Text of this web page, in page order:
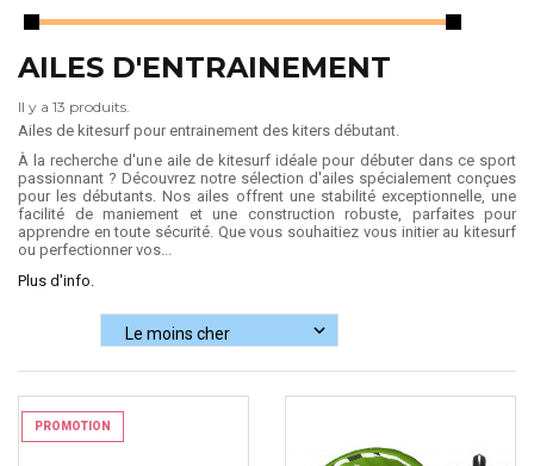
AILES D'ENTRAINEMENT
Il y a 13 produits.
Ailes de kitesurf pour entrainement des kiters débutant.
À la recherche d'une aile de kitesurf idéale pour débuter dans ce sport
passionnant ? Découvrez notre sélection d'ailes spécialement conçues
pour les débutants. Nos ailes offrent une stabilité exceptionnelle, une
facilité de maniement et une construction robuste, parfaites pour
apprendre en toute sécurité. Que vous souhaitiez vous initier au kitesurf
ou perfectionner vos...
Plus d'info.
PROMOTION